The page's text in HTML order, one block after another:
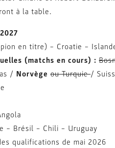
à la table.
en titre) – Croatie –
(matchs en cours) :
/ Norvège ou Turquie/
– Brésil – Chili – Uruguay
qualifications de mai 2026